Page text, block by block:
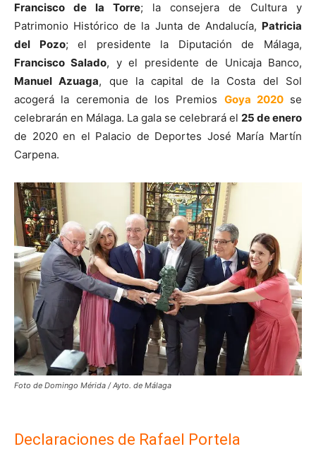
Francisco de la Torre; la consejera de Cultura y
Patrimonio Histórico de la Junta de Andalucía, Patricia
del Pozo; el presidente la Diputación de Málaga,
Francisco Salado, y el presidente de Unicaja Banco,
Manuel Azuaga, que la capital de la Costa del Sol
acogerá la ceremonia de los Premios Goya 2020 se
celebrarán en Málaga. La gala se celebrará el 25 de enero
de 2020 en el Palacio de Deportes José María Martín
Carpena.
Foto de Domingo Mérida / Ayto. de Málaga
Declaraciones de Rafael Portela